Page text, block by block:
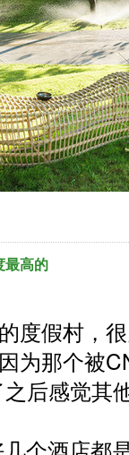
最高的
度假村，
为那个被
后感觉其